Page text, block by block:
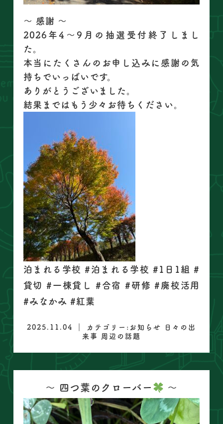
〜 感謝 〜
2026年4〜9月の抽選受付終了しまし
た。
本当にたくさんのお申し込みに感謝の気
持ちでいっぱいです。
ありがとうございました。
結果まではもう少々お待ちください。
泊まれる学校 #泊まれる学校 #1日1組 #
貸切 #一棟貸し #合宿 #研修 #廃校活用
#みなかみ #紅葉
2025.11.04 ｜ カテゴリー: お知らせ
日々の出
来事
周辺の話題
〜 四つ葉のクローバー 〜